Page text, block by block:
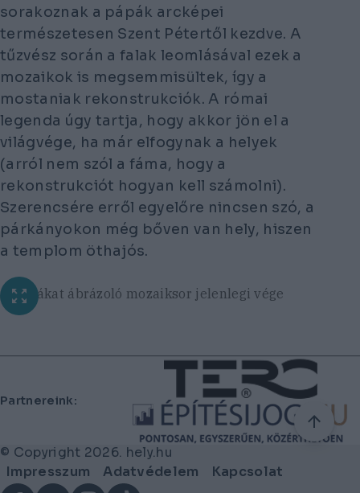
sorakoznak a pápák arcképei
természetesen Szent Pétertől kezdve. A
tűzvész során a falak leomlásával ezek a
mozaikok is megsemmisültek, így a
mostaniak rekonstrukciók. A római
legenda úgy tartja, hogy akkor jön el a
világvége, ha már elfogynak a helyek
(arról nem szól a fáma, hogy a
rekonstrukciót hogyan kell számolni).
Szerencsére erről egyelőre nincsen szó, a
párkányokon még bőven van hely, hiszen
a templom öthajós.
A pápákat ábrázoló mozaiksor jelenlegi vége
Lábléc
Partnereink:
© Copyright 2026. hely.hu
Lábléc
menü
Impresszum Adatvédelem
Kapcsolat